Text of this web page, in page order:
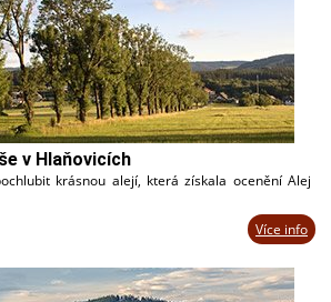
v Hlaňovicích
krásnou alejí, která získala ocenění Alej
Více info